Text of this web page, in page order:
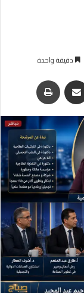
دقيقة واحدة